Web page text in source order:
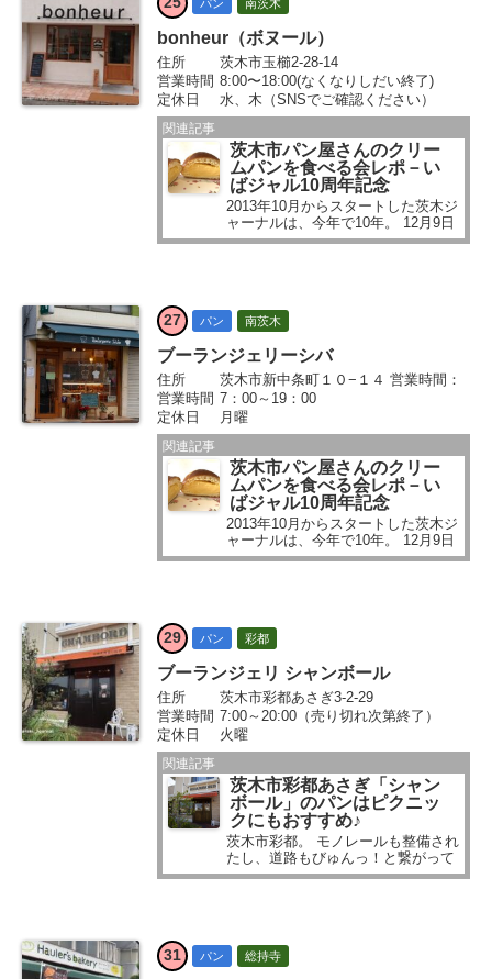
パン 南茨木
bonheur（ボヌール）
住所
茨木市玉櫛2-28-14
営業時間 8:00〜18:00(なくなりしだい終了)
定休日
水、木（SNSでご確認ください）
関連記事
茨木市パン屋さんのクリー
ムパンを食べる会レポ－い
ばジャル10周年記念
2013年10月からスタートした茨木ジ
ャーナルは、今年で10年。 12月9日
（土）に、読者さんとも楽しめたら
27 パン 南茨木
ブーランジェリーシバ
住所
茨木市新中条町１０−１４ 営業時間：
営業時間 7：00～19：00
定休日
月曜
関連記事
茨木市パン屋さんのクリー
ムパンを食べる会レポ－い
ばジャル10周年記念
2013年10月からスタートした茨木ジ
ャーナルは、今年で10年。 12月9日
（土）に、読者さんとも楽しめたら
29 パン 彩都
ブーランジェリ シャンボール
住所
茨木市彩都あさぎ3-2-29
営業時間 7:00～20:00（売り切れ次第終了）
定休日
火曜
関連記事
茨木市彩都あさぎ「シャン
ボール」のパンはピクニッ
クにもおすすめ♪
茨木市彩都。 モノレールも整備され
たし、道路もびゅんっ！と繋がって
いて便利ですよね。 2004年にでき
31 パン 総持寺